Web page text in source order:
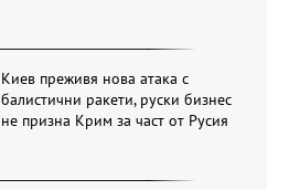
Киев преживя нова атака с
балистични ракети, руски бизнес
не призна Крим за част от Русия